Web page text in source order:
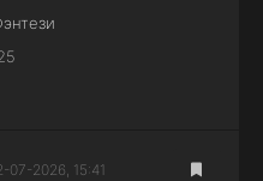
07-2026, 15:41